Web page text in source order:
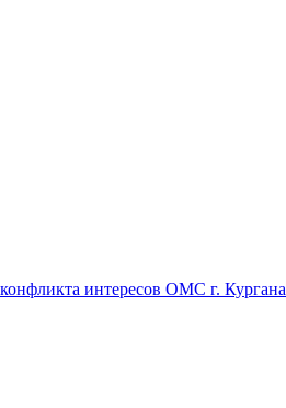
интересов ОМС г. Кургана